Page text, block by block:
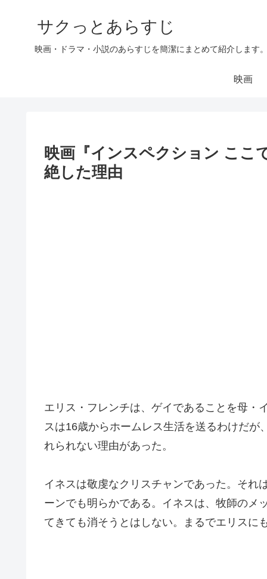
サクっとあらすじ
映画・ドラマ・小説のあらすじを簡潔にまとめて紹介します
映画
映画『インスペクション ここ
絶した理由
エリス・フレンチは、ゲイであることを母・
スは16歳からホームレス生活を送るわけだ
れられない理由があった。
イネスは敬虔なクリスチャンであった。それ
ーンでも明らかである。イネスは、牧師のメ
てきても消そうとはしない。まるでエリスに